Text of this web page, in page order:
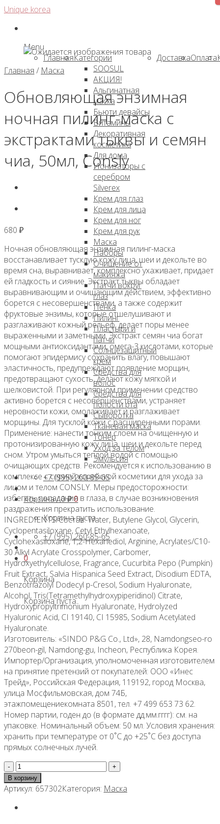
Skip
content
Unique korea
Menu
ГлавнаяКатегории
SOOSUL
АКЦИЯ!
Альгинатная
маска
Бьюти девайсы
Витамины
Декоративная
косметика
Для дома
Ионизаторы с
серебром
Silverex
Крем для глаз
Крем для лица
Крем для ног
Крем для рук
Маска
Наборы
Очищение от
макияжа
Патчи вокруг
глаз
Пенка
Пилинг
Пластыри и
патчи
Солнцезащитный
крем
Средства для
волос
Средства для
полости рта
Сыворотка
Тканевая маска
Тонер
Уход за телом
Эмульсия
ДоставкаОплата
+7 (995) 260-85-65
Корзина /0₽0
Корзина пуста.
+7 (995) 260-85-65
0
Корзина
Корзина пуста.
Главная / Маска
Обновляющая энзимная
ночная пилинг-маска с
экстрактами тыквы и семян
чиа, 50мл, Consly
680 ₽
Ночная обновляющая энзимная пилинг-маска
восстанавливает тусклую кожу лица, шеи и декольте во
время сна, выравнивает, комплексно ухаживает, придает
ей гладкость и сияние. Экстракт тыквы обладает
выравнивающим и очищающим действием, эффективно
борется с несовершенствами, а также содержит
фруктовые энзимы, которые отшелушивают и
разглаживают кожный рельеф, делает поры менее
выраженными и заметными. Экстракт семян чиа богат
мощными антиоксидантами, омега-3 кислотами, которые
помогают эпидермису сохранить влагу, повышают
эластичность, предупреждают появление морщин,
предотвращают сухость, делают кожу мягкой и
шелковистой. При регулярном применении средство
активно борется с несовершенствами, устраняет
неровности кожи, омолаживает и разглаживает
морщины. Для тусклой кожи с расширенными порами.
Применение: нанести тонким слоем на очищенную и
протонизированную кожу лица, шеи и декольте перед
сном. Утром умыться теплой водой с помощью
очищающих средств. Рекомендуется к использованию в
комплексе с серией корейской косметики для ухода за
лицом и телом CONSLY. Меры предосторожности:
избегать попадания в глаза, в случае возникновения
раздражения прекратить использование.
INGREDIENTS/Состав: Water, Butylene Glycol, Glycerin,
Cyclopentasiloxane, Cetyl Ethylhexanoate,
Cyclohexasiloxane, 1,2-Hexanediol, Arginine, Acrylates/C10-
30 Alkyl Acrylate Crosspolymer, Carbomer,
Hydroxyethylcellulose, Fragrance, Cucurbita Pepo (Pumpkin)
Fruit Extract, Salvia Hispanica Seed Extract, Disodium EDTA,
Benzotriazolyl Dodecyl p-Cresol, Sodium Hyaluronate,
Alcohol, Tris(Tetramethylhydroxypiperidinol) Citrate,
Hydroxypropyltrimonium Hyaluronate, Hydrolyzed
Hyaluronic Acid, CI 19140, CI 15985, Sodium Acetylated
Hyaluronate.
Изготовитель: «SINDO P&G Co., Ltd», 28, Namdongseo-ro
270beon-gil, Namdong-gu, Incheon, Республика Корея.
Импортер/Организация, уполномоченная изготовителем
на принятие претензий от покупателей: ООО «Инес
Трейд», Российская Федерация, 119192, город Москва,
улица Мосфильмовская, дом 74Б,
этажпомещениекомната 8501, тел. +7 499 653 73 62.
Номер партии, годен до (в формате дд.мм.гггг): см. на
упаковке. Номинальный объем: 50 мл. Условия хранения:
хранить при температуре от 0˚С до +25˚С без доступа
прямых солнечных лучей.
Количество
товара
Обновляющая
ночная
В корзину
Артикул: 657302Категория: Маска